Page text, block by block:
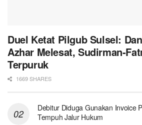
Duel Ketat Pilgub Sulsel:
Azhar Melesat, Sudirman-
Terpuruk
1669 SHARES
Debitur Diduga Gunakan Invoice
Tempuh Jalur Hukum